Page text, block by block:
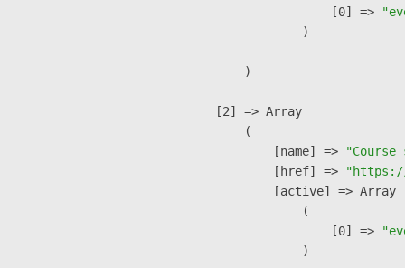
                    [0] =>
                )
        )
    [2] => Array
        (
            [name] =>
            [href] =>
            [active] => Array
                (
                    [0] =>
                )